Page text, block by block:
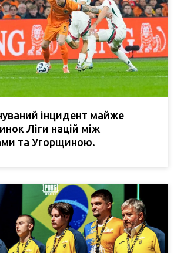
інцидент майже
Ліги націй між
та Угорщиною.